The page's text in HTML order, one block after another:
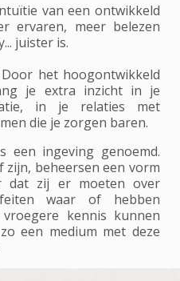
van een ontwikkeld
ervaren, meer belezen
juister is.
het hoogontwikkeld
je extra inzicht in je
in je relaties met
die je zorgen baren.
een ingeving genoemd.
zijn, beheersen een vorm
dat zij er moeten over
waar of hebben
kennis kunnen
een medium met deze